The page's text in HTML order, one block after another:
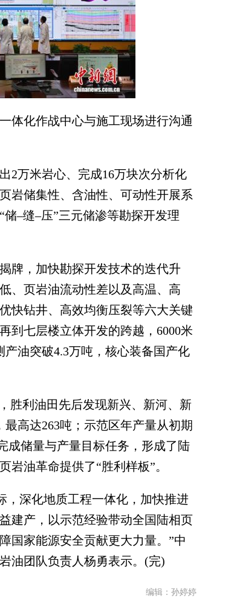
化作战中心与施工现场进行沟通
万米岩心、完成16万块次分析化
岩储集性、含油性、可动性开展系
–缝–压”三元储渗等勘探开发理
，加快勘探开发技术的迭代升
、页岩油流动性差以及高温、高
快钻井、高效均衡压裂等六大关键
到七层楼立体开发的跨越，6000米
油突破4.3万吨，核心装备国产化
利油田先后发现新兴、新河、新
高达263吨；示范区年产量从初期
成储量与产量目标任务，形成了陆
油革命提供了“胜利样板”。
深化地质工程一体化，加快推进
建产，以示范经验带动全国陆相页
国家能源安全贡献更大力量。”中
油团队负责人杨勇表示。(完)
编辑：孙婷婷